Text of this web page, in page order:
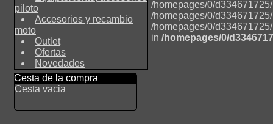
piloto
Accesorios y recambio
moto
Outlet
Ofertas
Novedades
Cesta de la compra
Cesta vacia
/homepages/0/
/homepages/0/
/homepages/0/
in /homepages/0/